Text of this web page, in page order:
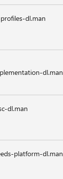
dl.man
dl.man
dl.man
platform-dl.man